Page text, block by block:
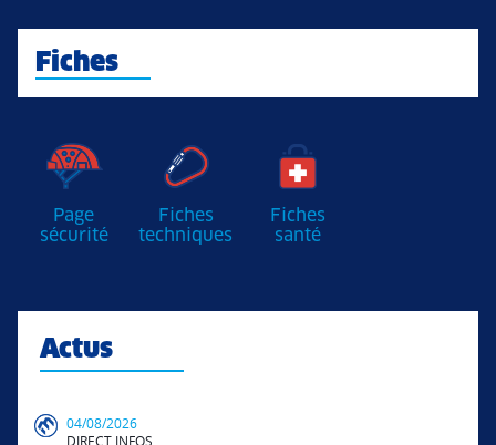
Fiches
Page
sécurité
Fiches
techniques
Fiches
santé
Actus
04/08/2026
DIRECT INFOS